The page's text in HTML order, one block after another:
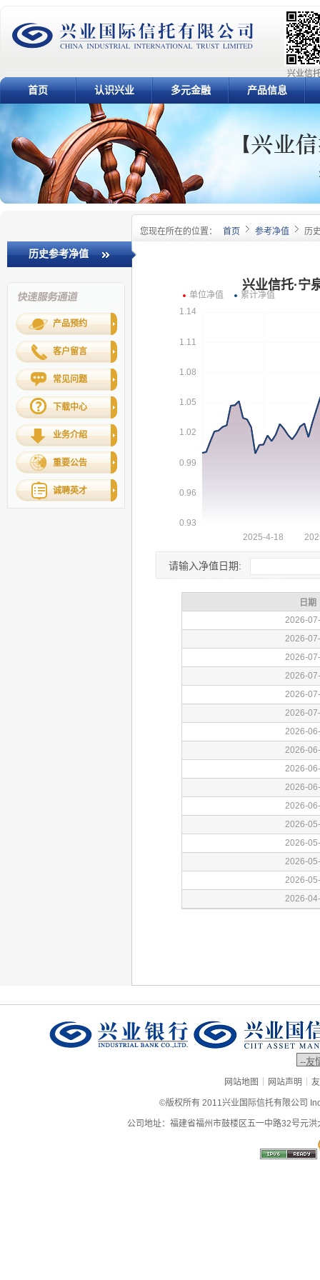
兴业信
首页 认识兴业 多元金融 产品信息
您现在所在的位置： 首页 参考净值 历
历史参考净值
产品预约
客户留言
常见问题
下载中心
业务介绍
重要公告
诚聘英才
请输入净值日期:
网站地图 | 网站声明 |
©版权所有 2011兴业国际信托有限公司
公司地址：福建省福州市鼓楼区五一中路32号元